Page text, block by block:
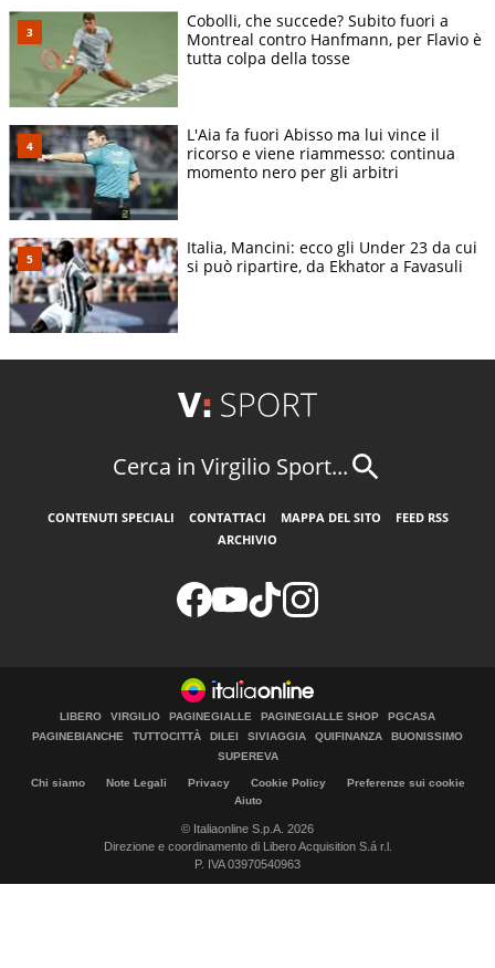
Cobolli, che succede? Subito fuori a
Montreal contro Hanfmann, per Flavio è
tutta colpa della tosse
L'Aia fa fuori Abisso ma lui vince il
ricorso e viene riammesso: continua
momento nero per gli arbitri
Italia, Mancini: ecco gli Under 23 da cui
si può ripartire, da Ekhator a Favasuli
Cerca in Virgilio Sport...
CONTENUTI SPECIALI CONTATTACI MAPPA DEL SITO
FEED RSS
ARCHIVIO
LIBERO VIRGILIO PAGINEGIALLE PAGINEGIALLE SHOP
PGCASA
PAGINEBIANCHE
TUTTOCITTÀ DILEI SIVIAGGIA QUIFINANZA
BUONISSIMO
SUPEREVA
Chi siamo Note Legali Privacy Cookie Policy
Preferenze sui cookie
Aiuto
© Italiaonline S.p.A. 2026
Direzione e coordinamento di Libero Acquisition S.á r.l.
P. IVA 03970540963